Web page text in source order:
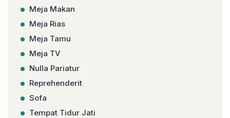
Meja Makan
Meja Rias
Meja Tamu
Meja TV
Nulla Pariatur
Reprehenderit
Sofa
Tempat Tidur Jati